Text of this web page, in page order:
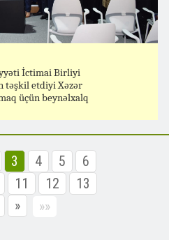
İctimai Birliyi
təşkil etdiyi Xəzər
üçün beynəlxalq
3 4 5
6
11 12
13
» »»